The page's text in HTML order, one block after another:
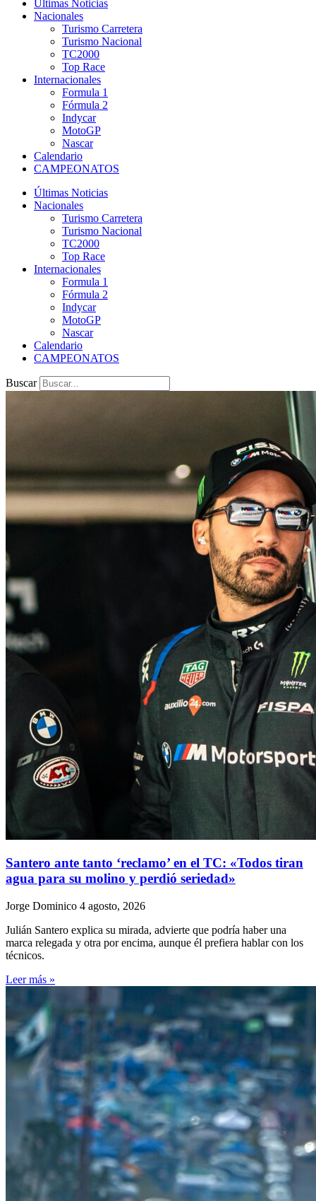
Últimas Noticias
Nacionales
Turismo Carretera
Turismo Nacional
TC2000
Top Race
Internacionales
Formula 1
Fórmula 2
Indycar
MotoGP
Nascar
Calendario
CAMPEONATOS
Últimas Noticias
Nacionales
Turismo Carretera
Turismo Nacional
TC2000
Top Race
Internacionales
Formula 1
Fórmula 2
Indycar
MotoGP
Nascar
Calendario
CAMPEONATOS
Buscar
Santero ante tanto ‘reclamo’ en el TC: «Todos tiran
agua para su molino y perdió seriedad»
Jorge Dominico 4 agosto, 2026
Julián Santero explica su mirada, advierte que podría haber una
marca relegada y otra por encima, aunque él prefiera hablar con los
técnicos.
Leer más »